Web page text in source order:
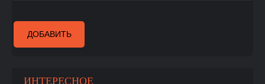
ДОБАВИТЬ
ИНТЕРЕСНОЕ